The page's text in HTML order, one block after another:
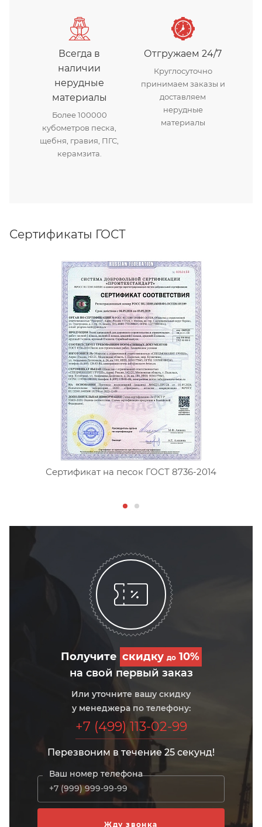
Всегда в
наличии
нерудные
материалы
Более 100000
кубометров песка,
щебня, гравия, ПГС,
керамзита.
Отгружаем 24/7
Круглосуточно
принимаем заказы и
доставляем
нерудные
материалы
Сертификаты ГОСТ
Сертификат на песок ГОСТ 8736-2014
Получите скидку до10%
на свой первый заказ
Или уточните вашу скидку
у менеджера по телефону:
+7 (499) 113-02-99
Перезвоним в течение 25 секунд!
Ваш номер телефона